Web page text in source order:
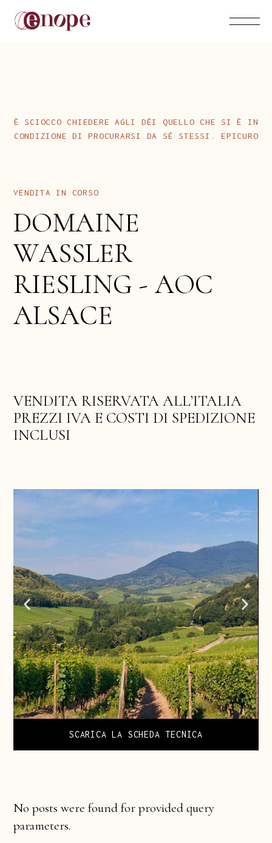
È SCIOCCO CHIEDERE AGL I DÈI QUEL L O CHE SI È IN
CONDI ZIONE DI PROCURARSI DA SÉ STESSI . EPICURO
VENDITA IN CORSO
DOMAINE
WASSLER
RIESLING - AOC
ALSACE
VENDITA RISERVATA ALL’ITALIA
PREZZI IVA E COSTI DI SPEDIZIONE
INCLUSI
SCARICA LA SCHEDA TECNICA
No posts were found for provided query
parameters.